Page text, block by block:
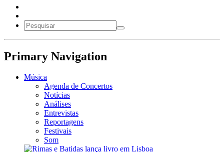
Primary Navigation
Música
Agenda de Concertos
Notícias
Análises
Entrevistas
Reportagens
Festivais
Som